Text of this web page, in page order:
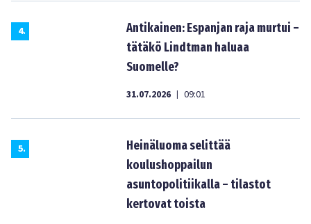
4.
Antikainen: Espanjan raja murtui –
tätäkö Lindtman haluaa
Suomelle?
31.07.2026 | 09:01
5.
Heinäluoma selittää
koulushoppailun
asuntopolitiikalla – tilastot
kertovat toista